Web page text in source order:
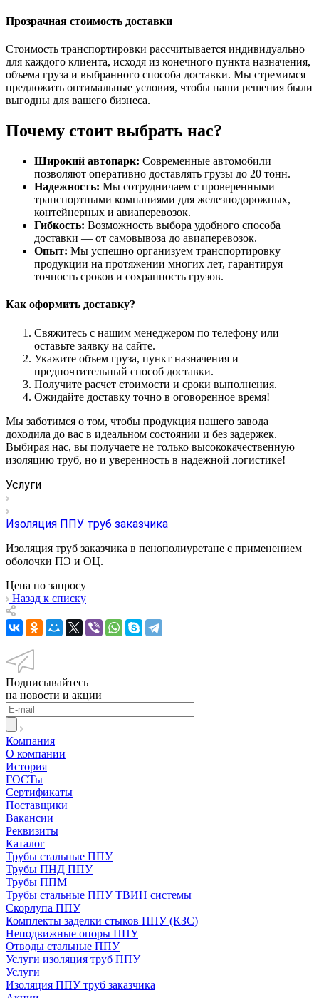
Прозрачная стоимость доставки
Стоимость транспортировки рассчитывается индивидуально
для каждого клиента, исходя из конечного пункта назначения,
объема груза и выбранного способа доставки. Мы стремимся
предложить оптимальные условия, чтобы наши решения были
выгодны для вашего бизнеса.
Почему стоит выбрать нас?
Широкий автопарк: Современные автомобили
позволяют оперативно доставлять грузы до 20 тонн.
Надежность: Мы сотрудничаем с проверенными
транспортными компаниями для железнодорожных,
контейнерных и авиаперевозок.
Гибкость: Возможность выбора удобного способа
доставки — от самовывоза до авиаперевозок.
Опыт: Мы успешно организуем транспортировку
продукции на протяжении многих лет, гарантируя
точность сроков и сохранность грузов.
Как оформить доставку?
Свяжитесь с нашим менеджером по телефону или
оставьте заявку на сайте.
Укажите объем груза, пункт назначения и
предпочтительный способ доставки.
Получите расчет стоимости и сроки выполнения.
Ожидайте доставку точно в оговоренное время!
Мы заботимся о том, чтобы продукция нашего завода
доходила до вас в идеальном состоянии и без задержек.
Выбирая нас, вы получаете не только высококачественную
изоляцию труб, но и уверенность в надежной логистике!
Услуги
Изоляция ППУ труб заказчика
Изоляция труб заказчика в пенополиуретане с применением
оболочки ПЭ и ОЦ.
Цена по запросу
Назад к списку
Подписывайтесь
на новости и акции
Компания
О компании
История
ГОСТы
Сертификаты
Поставщики
Вакансии
Реквизиты
Каталог
Трубы стальные ППУ
Трубы ПНД ППУ
Трубы ППМ
Трубы стальные ППУ ТВИН системы
Скорлупа ППУ
Комплекты заделки стыков ППУ (КЗС)
Неподвижные опоры ППУ
Отводы стальные ППУ
Услуги изоляция труб ППУ
Услуги
Изоляция ППУ труб заказчика